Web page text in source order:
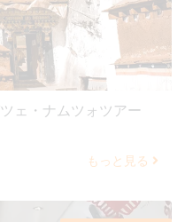
ェ・ナムツォツアー
もっと見る